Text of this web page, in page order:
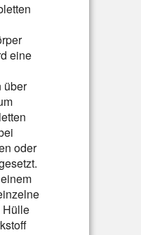
eine
über
oder
Hülle